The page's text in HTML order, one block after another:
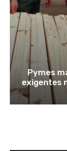
Pymes
exigentes